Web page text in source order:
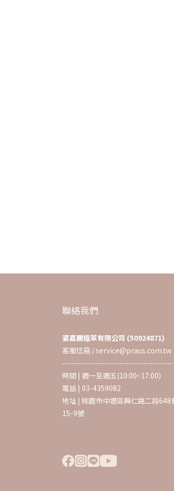
聯絡我們
姿嘉麗植萃有限公司 (50924871)
客服信箱 / service@praus.com.tw
時間 | 週一至週五(10:00~17:00)
電話 | 03-4359082
地址 | 桃園市中壢區興仁路二段648
15-9號